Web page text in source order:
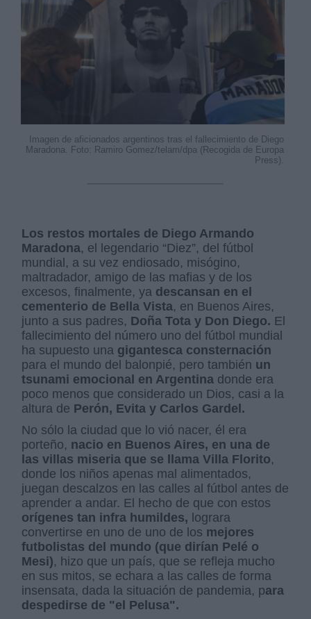
Imagen de aficionados argentinos tras el fallecimiento de Diego
Maradona. Foto: Ramiro Gomez/telam/dpa (Recogida de Europa
Press).
Los restos mortales de Diego Armando
Maradona, el legendario “Diez”, del fútbol
mundial, a su vez endiosado, misógino,
maltradador, amigo de las mafias y de los
excesos, finalmente, ya descansan en el
cementerio de Bella Vista, en Buenos Aires,
junto a sus padres, Doña Tota y Don Diego. El
fallecimiento del número uno del fútbol mundial
ha supuesto una gigantesca consternación
para el mundo del balonpié, pero también un
tsunami emocional en Argentina donde era
poco menos que considerado un Dios, casi a la
altura de Perón, Evita y Carlos Gardel.
No sólo la ciudad que lo vió nacer, él era
porteño, nacio en Buenos Aires, en una de
las villas miseria que se llama Villa Florito,
donde los niños apenas mal alimentados,
juegan descalzos en las calles al fútbol antes de
aprender a andar. El hecho de que con estos
orígenes tan infra humildes, lograra
convertirse en uno de uno de los mejores
futbolistas del mundo (que dirían Pelé o
Mesi), hizo que un país, que se refleja mucho
en sus mitos, se echara a las calles de forma
insensata, dada la situación de pandemia, para
despedirse de "el Pelusa".